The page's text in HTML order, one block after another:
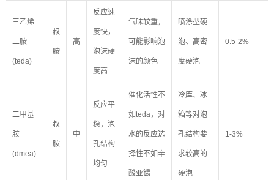
三乙烯
二胺
(teda)
叔
胺
高
反应速
度快，
泡沫硬
度高
气味较重，
可能影响泡
沫的颜色
喷涂型硬
泡、高密
度硬泡
0.5-2%
二甲基
胺
(dmea)
叔
胺
中
反应平
稳，泡
孔结构
均匀
催化活性不
如teda，对
水的反应选
择性不如辛
酸亚锡
冷库、冰
箱等对泡
孔结构要
求较高的
硬泡
1-3%